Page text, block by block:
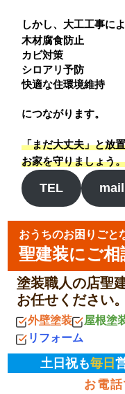
しかし、大工工事に
木材腐食防止
カビ対策
シロアリ予防
快適な住環境維持
につながります。
「まだ大丈夫」と放
お家を守りましょう。
TEL mail
おうちのお困りごと
聖建装にご相
塗装職人の店聖
お任せください。
外壁塗装 屋根塗
リフォーム
土日祝も毎日
お電